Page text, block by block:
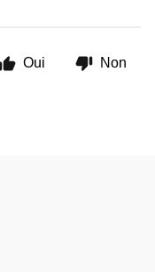
Oui Non